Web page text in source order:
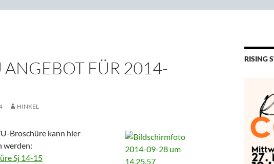
FÜR 2014-
HINKEL
Broschüre kann hier
werden:
Sj 14-15
RISING